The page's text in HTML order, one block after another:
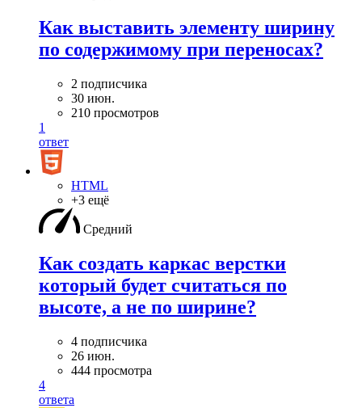
Как выставить элементу ширину
по содержимому при переносах?
2 подписчика
30 июн.
210 просмотров
1
ответ
HTML
+3 ещё
Средний
Как создать каркас верстки
который будет считаться по
высоте, а не по ширине?
4 подписчика
26 июн.
444 просмотра
4
ответа